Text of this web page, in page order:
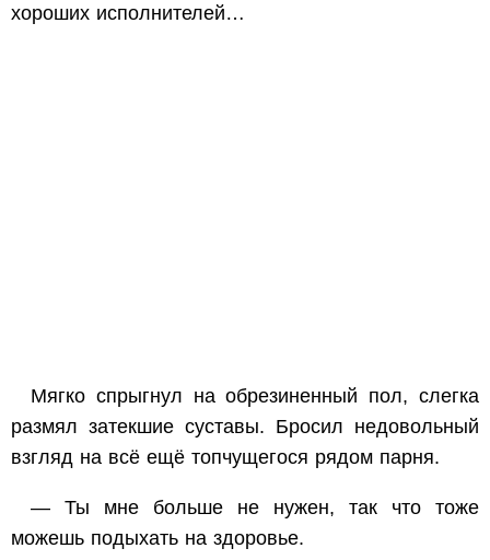
хороших исполнителей…
Мягко спрыгнул на обрезиненный пол, слегка
размял затекшие суставы. Бросил недовольный
взгляд на всё ещё топчущегося рядом парня.
— Ты мне больше не нужен, так что тоже
можешь подыхать на здоровье.